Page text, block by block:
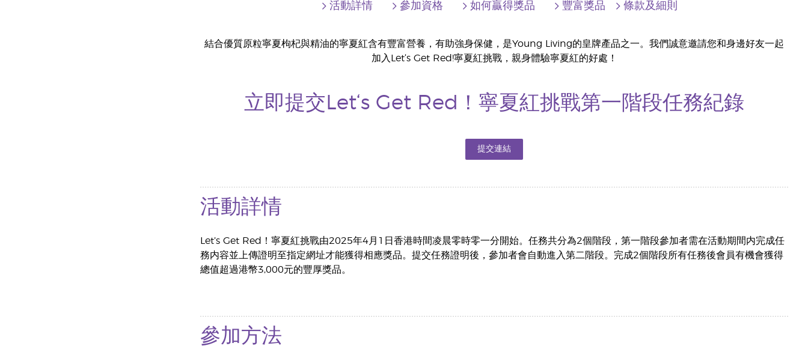
活動詳情 參加資格 如何贏得獎品 豐富獎品 條款及細則
結合優質原粒寧夏枸杞與精油的寧夏紅含有豐富營養，有助強身保健，是Young Living的皇牌產品之一。我們誠意邀請您和身邊好友一起
加入Let‘s Get Red!寧夏紅挑戰，親身體驗寧夏紅的好處！
立即提交Let‘s Get Red！寧夏紅挑戰第一階段任務紀錄
提交連結
活動詳情
Let’s Get Red！寧夏紅挑戰由2025年4月1日香港時間凌晨零時零一分開始。任務共分為2個階段，第一階段參加者需在活動期間内完成任
務内容並上傳證明至指定網址才能獲得相應獎品。提交任務證明後，參加者會自動進入第二階段。完成2個階段所有任務後會員有機會獲得
總值超過港幣3,000元的豐厚獎品。
參加方法